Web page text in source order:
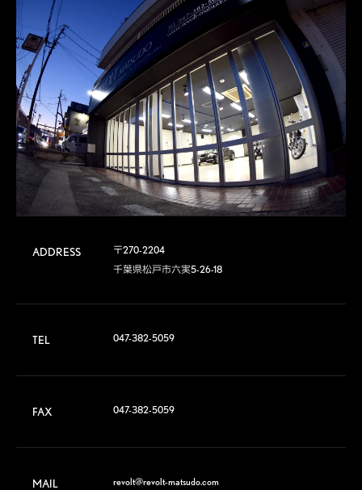
ADDRESS
〒270-2204
千葉県松戸市六実5-26-18
TEL 047-382-5059
FAX 047-382-5059
MAIL revolt@revolt-matsudo.com